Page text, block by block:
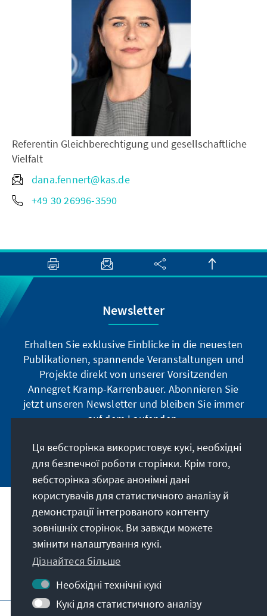
Referentin Gleichberechtigung und gesellschaftliche
Vielfalt
dana.fennert@kas.de
+49 30 26996-3590
Newsletter
Erhalten Sie exklusive Einblicke in die neuesten
Publikationen, spannende Veranstaltungen und
Projekte direkt von unserer Vorsitzenden
Annegret Kramp-Karrenbauer. Abonnieren Sie
jetzt unseren Newsletter und bleiben Sie immer
auf dem Laufenden.
Jetzt abonnieren
Наше покликання
Контакт
Подальші пропозиції від фонду
Ця вебсторінка використовує кукі, необхідні
для безпечної роботи сторінки. Крім того,
вебсторінка збирає анонімні дані
користувачів для статистичного аналізу й
демонстрації інтегрованого контенту
зовнішніх сторінок. Ви завжди можете
змінити налаштування кукі.
Дізнайтеся більше
Необхідні технічні кукі
Кукі для статистичного аналізу